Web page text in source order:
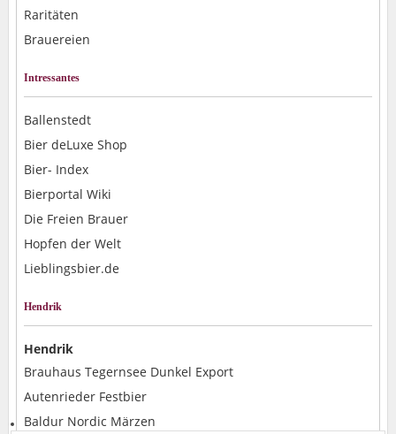
Raritäten
Brauereien
Intressantes
Ballenstedt
Bier deLuxe Shop
Bier- Index
Bierportal Wiki
Die Freien Brauer
Hopfen der Welt
Lieblingsbier.de
Hendrik
Hendrik
Brauhaus Tegernsee Dunkel Export
Autenrieder Festbier
Baldur Nordic Märzen